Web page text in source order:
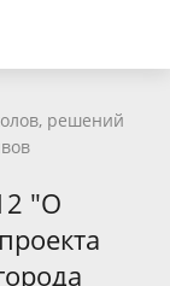
решений
"О